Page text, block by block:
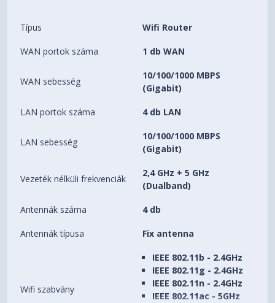
Típus Wifi Router
WAN portok száma 1 db WAN
WAN sebesség
10/100/1000 MBPS
(Gigabit)
LAN portok száma 4 db LAN
LAN sebesség
10/100/1000 MBPS
(Gigabit)
Vezeték nélküli frekvenciák
2,4 GHz + 5 GHz
(Dualband)
Antennák száma 4 db
Antennák típusa Fix antenna
Wifi szabvány
IEEE 802.11b - 2.4GHz
IEEE 802.11g - 2.4GHz
IEEE 802.11n - 2.4GHz
IEEE 802.11ac - 5GHz